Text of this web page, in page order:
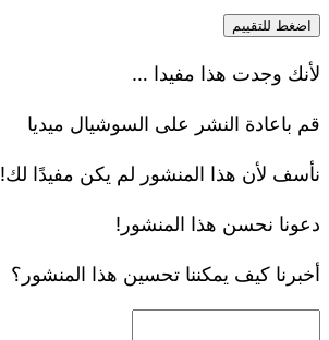
اضغط للتقييم
لأنك وجدت هذا مفيدا …
قم باعادة النشر على السوشيال ميديا
نأسف لأن هذا المنشور لم يكن مفيدًا لك!
دعونا نحسن هذا المنشور!
أخبرنا كيف يمكننا تحسين هذا المنشور؟